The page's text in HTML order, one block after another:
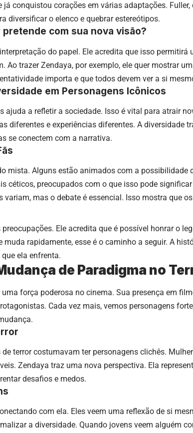
já conquistou corações em várias adaptações.
diversificar o elenco e quebrar estereótipos.
pretende com sua nova visão?
do papel. Ele acredita que isso permitirá
Ao trazer Zendaya, por exemplo, ele quer mostrar
importa e que todos devem ver a si
em Personagens Icônicos
ajuda a refletir a sociedade. Isso é vital para atrair
diferentes e experiências diferentes. A diversidade
se conectem com a narrativa.
mista. Alguns estão animados com a possibilidade
céticos, preocupados com o que isso pode
variam, mas o debate é essencial. Isso mostra que
preocupações. Ele acredita que é possível honrar o
muda rapidamente, esse é o caminho a seguir. A
ela enfrenta.
de Paradigma no
força poderosa no cinema. Sua presença em
Cada vez mais, vemos personagens
terror costumavam ter personagens clichês.
Zendaya traz uma nova perspectiva. Ela
desafios e medos.
com ela. Eles veem uma reflexão de si
a diversidade. Quando jovens veem alguém